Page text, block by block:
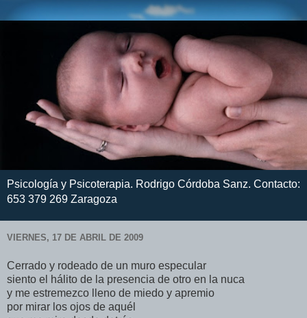
Psicología y Psicoterapia. Rodrigo Córdoba Sanz. Contacto:
653 379 269 Zaragoza
VIERNES, 17 DE ABRIL DE 2009
Cerrado y rodeado de un muro especular
siento el hálito de la presencia de otro en la nuca
y me estremezco lleno de miedo y apremio
por mirar los ojos de aquél